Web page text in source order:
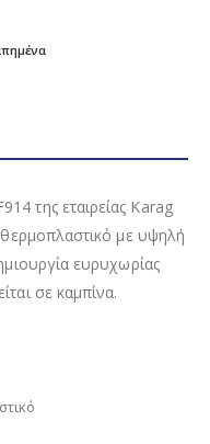
της εταιρείας Karag
με υψηλή
ευρυχωρίας
σε καμπίνα.